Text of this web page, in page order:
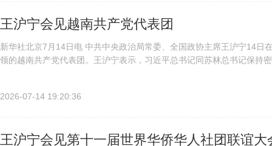
王沪宁会见越南共产党代表团
新华社北京7月14日电 中共中央政治局常委、全国政协主席王沪宁14日
领的越南共产党代表团。王沪宁表示，习近平总书记同苏林总书记保持
2026-07-14 19:20:36
王沪宁会见第十一届世界华侨华人社团联谊大